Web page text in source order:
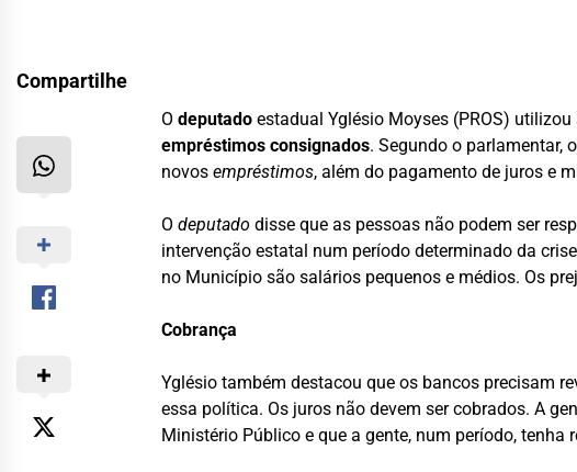
Compartilhe
Odeputado estadual Yglésio Moyses (PROS)
empréstimos consignados. Segundo o parlamentar,
novosempréstimos, além do pagamento de juros e
Odeputado disse que as pessoas não podem ser
intervenção estatal num período determinado da
no Município são salários pequenos e médios. Os
Cobrança
Yglésio também destacou que os bancos precisam
essa política. Os juros não devem ser cobrados. A
Ministério Público e que a gente, num período, tenha